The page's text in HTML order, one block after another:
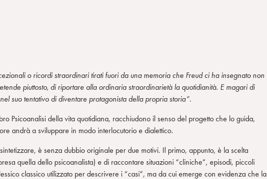
o ricordi straordinari tirati fuori da una memoria che Freud ci ha insegnato non
piuttosto, di riportare alla ordinaria straordinarietà la quotidianità. E magari di
suo tentativo di diventare protagonista della propria storia”.
Psicoanalisi della vita quotidiana, racchiudono il senso del progetto che lo guida,
andrà a sviluppare in modo interlocutorio e dialettico.
è senza dubbio originale per due motivi. Il primo, appunto, è la scelta
quella dello psicoanalista) e di raccontare situazioni “cliniche”, episodi, piccoli
classico utilizzato per descrivere i “casi”, ma da cui emerge con evidenza che la